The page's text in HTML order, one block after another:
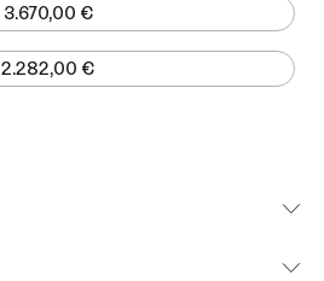
3.670,00 €
2.282,00 €